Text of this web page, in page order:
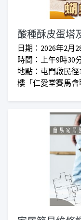
酸種酥皮蛋塔
日期：2026年2月
時間：上午9時30
地點：屯門啟民
樓「仁愛堂賽馬會
***仁愛堂員工可
***上課時間會因